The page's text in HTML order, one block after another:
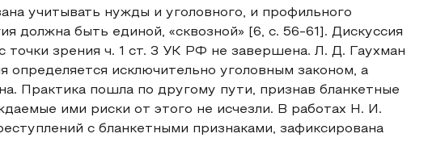
учитывать нужды и уголовного, и профильного
должна быть единой, «сквозной» [6, с. 56-61]. Дискуссия
точки зрения ч. 1 ст. 3 УК РФ не завершена. Л. Д. Гаухман
определяется исключительно уголовным законом, а
Практика пошла по другому пути, признав бланкетные
ими риски от этого не исчезли. В работах Н. И.
с бланкетными признаками, зафиксирована